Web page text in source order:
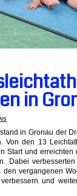
in
in Gronau der
Von den 13
Start und
Dabei
vergangenen
und